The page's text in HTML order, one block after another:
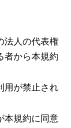
法人の代表権
者から本規約
用が禁止され
本規約に同意